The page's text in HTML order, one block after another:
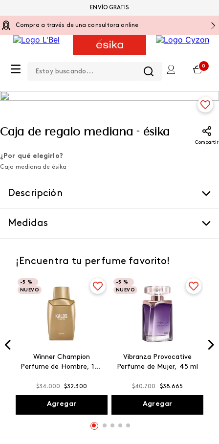
Compra a través de una consultora online
0
ENVÍO GRATIS
Caja de regalo mediana - ésika
Compartir
¿Por qué elegirlo?
Caja mediana de ésika
Descripción
Medidas
¡Encuentra tu perfume favorito!
-5 %
NUEVO
Winner Champion
Perfume de Hombre, 100
$34.000 $32.300
Agregar
-5 %
NUEVO
Vibranza Provocative
Perfume de Mujer, 45 ml
$40.700 $38.665
Agregar